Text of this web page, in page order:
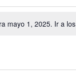
mayo 1, 2025. Ir a los